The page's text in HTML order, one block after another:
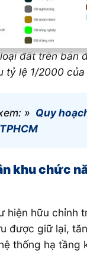
đất trên bản
tỷ lệ 1/2000 của
» Quy
khu chức
hiện hữu chỉnh
được giữ lại,
thống hạ tầng